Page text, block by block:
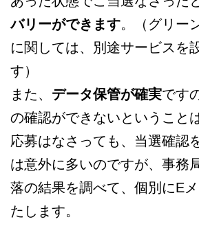
バリーができます。（グリー
に関しては、別途サービスを
す）
また、 データ保管が確実です
の確認ができないということ
応募はなさっても、当選確認
は意外に多いのですが、事務
落の結果を調べて、個別にE
たします。